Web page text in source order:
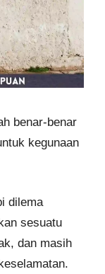
benar-benar
kegunaan
dilema
sesuatu
dan masih